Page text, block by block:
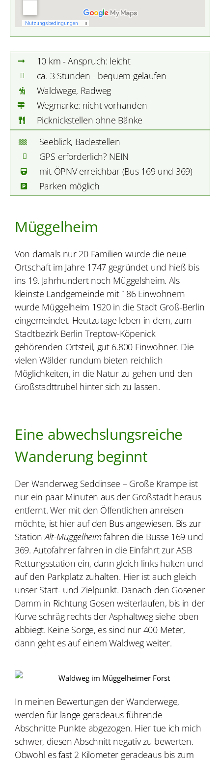
10 km - Anspruch: leicht
ca. 3 Stunden - bequem gelaufen
Waldwege, Radweg
Wegmarke: nicht vorhanden
Picknickstellen ohne Bänke
Seeblick, Badestellen
GPS erforderlich? NEIN
mit ÖPNV erreichbar (Bus 169 und 369)
Parken möglich
Müggelheim
Von damals nur 20 Familien wurde die neue
Ortschaft im Jahre 1747 gegründet und hieß bis
ins 19. Jahrhundert noch Müggelsheim. Als
kleinste Landgemeinde mit 186 Einwohnern
wurde Müggelheim 1920 in die Stadt Groß-Berlin
eingemeindet. Heutzutage leben in dem, zum
Stadtbezirk Berlin Treptow-Köpenick
gehörenden Ortsteil, gut 6.800 Einwohner. Die
vielen Wälder rundum bieten reichlich
Möglichkeiten, in die Natur zu gehen und den
Großstadttrubel hinter sich zu lassen.
Eine abwechslungsreiche
Wanderung beginnt
Der Wanderweg Seddinsee – Große Krampe ist
nur ein paar Minuten aus der Großstadt heraus
entfernt. Wer mit den Öffentlichen anreisen
möchte, ist hier auf den Bus angewiesen. Bis zur
StationAlt-Müggelheimfahren die Busse 169 und
369. Autofahrer fahren in die Einfahrt zur ASB
Rettungsstation ein, dann gleich links halten und
auf den Parkplatz zuhalten. Hier ist auch gleich
unser Start- und Zielpunkt. Danach den Gosener
Damm in Richtung Gosen weiterlaufen, bis in der
Kurve schräg rechts der Asphaltweg siehe oben
abbiegt. Keine Sorge, es sind nur 400 Meter,
dann geht es auf einem Waldweg weiter.
In meinen Bewertungen der Wanderwege,
werden für lange geradeaus führende
Abschnitte Punkte abgezogen. Hier tue ich mich
schwer, diesen Abschnitt negativ zu bewerten.
Obwohl es fast 2 Kilometer geradeaus bis zum